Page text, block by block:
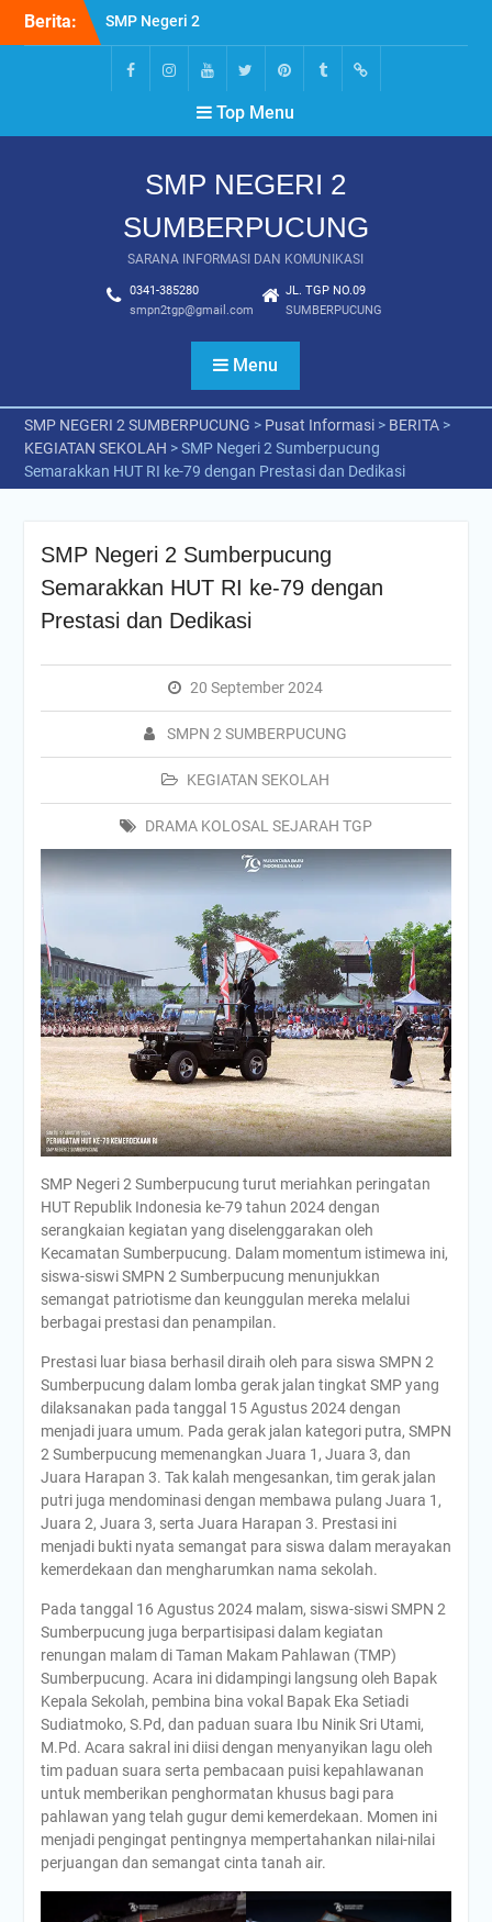
Berita:
SMP Negeri 2
Sumberpucung (SMP TGP)
Buka Pendaftaran SPMB
Tahun Pelajaran
LINK SOAL – KELAS 9 –
SEMESTER – SMP NEGERI
LINK SOAL – KELAS 8 –
PENILAIAN AKHIR
2 SUMBERPUCUNG – 2022
LINK SOAL – KELAS 7 –
PENILAIAN AKHIR
SEMESTER – SMP NEGERI
2 SUMBERPUCUNG – 2022
🌸🌸 Tryout Akbar – SMP
Negeri 2 Sumberpucung🌸
🌸
FACEBOOKINSTAGRAM
YOUTUBETWITTERPINTERESTTUMBLRWikipedia
Top Menu
SMP NEGERI 2
SUMBERPUCUNG
SARANA INFORMASI DAN KOMUNIKASI
0341-385280
smpn2tgp@gmail.com
JL. TGP NO.09
SUMBERPUCUNG
Menu
SMP NEGERI 2 SUMBERPUCUNG > Pusat Informasi> BERITA>
KEGIATAN SEKOLAH >SMP Negeri 2 Sumberpucung
Semarakkan HUT RI ke-79 dengan Prestasi dan Dedikasi
SMP Negeri 2 Sumberpucung
Semarakkan HUT RI ke-79 dengan
Prestasi dan Dedikasi
20 September 2024
SMPN 2 SUMBERPUCUNG
KEGIATAN SEKOLAH
DRAMA KOLOSAL SEJARAH TGP
SMP Negeri 2 Sumberpucung turut meriahkan peringatan
HUT Republik Indonesia ke-79 tahun 2024 dengan
serangkaian kegiatan yang diselenggarakan oleh
Kecamatan Sumberpucung. Dalam momentum istimewa ini,
siswa-siswi SMPN 2 Sumberpucung menunjukkan
semangat patriotisme dan keunggulan mereka melalui
berbagai prestasi dan penampilan.
Prestasi luar biasa berhasil diraih oleh para siswa SMPN 2
Sumberpucung dalam lomba gerak jalan tingkat SMP yang
dilaksanakan pada tanggal 15 Agustus 2024 dengan
menjadi juara umum. Pada gerak jalan kategori putra, SMPN
2 Sumberpucung memenangkan Juara 1, Juara 3, dan
Juara Harapan 3. Tak kalah mengesankan, tim gerak jalan
putri juga mendominasi dengan membawa pulang Juara 1,
Juara 2, Juara 3, serta Juara Harapan 3. Prestasi ini
menjadi bukti nyata semangat para siswa dalam merayakan
kemerdekaan dan mengharumkan nama sekolah.
Pada tanggal 16 Agustus 2024 malam, siswa-siswi SMPN 2
Sumberpucung juga berpartisipasi dalam kegiatan
renungan malam di Taman Makam Pahlawan (TMP)
Sumberpucung. Acara ini didampingi langsung oleh Bapak
Kepala Sekolah, pembina bina vokal Bapak Eka Setiadi
Sudiatmoko, S.Pd, dan paduan suara Ibu Ninik Sri Utami,
M.Pd. Acara sakral ini diisi dengan menyanyikan lagu oleh
tim paduan suara serta pembacaan puisi kepahlawanan
untuk memberikan penghormatan khusus bagi para
pahlawan yang telah gugur demi kemerdekaan. Momen ini
menjadi pengingat pentingnya mempertahankan nilai-nilai
perjuangan dan semangat cinta tanah air.